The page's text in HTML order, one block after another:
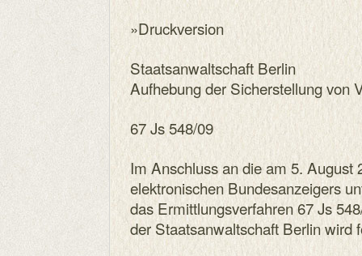
»Druckversion
Staatsanwaltschaft Berlin
Aufhebung der Sicherstellung von
67 Js 548/09
Im Anschluss an die am 5. August
elektronischen Bundesanzeigers
das Ermittlungsverfahren 67 Js
der Staatsanwaltschaft Berlin wird